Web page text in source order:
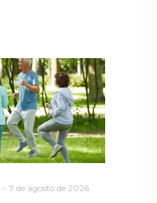
7 de agosto de 2026